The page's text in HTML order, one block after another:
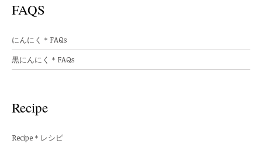
FAQS
にんにく＊FAQs
黒にんにく＊FAQs
Recipe
Recipe＊レシピ